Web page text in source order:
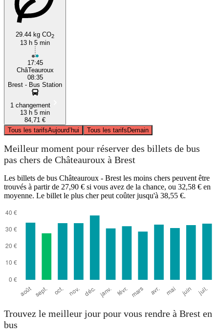
29.44 kg CO2
13 h 5 min
17:45
ChâTeauroux
08:35
Brest - Bus Station
1 changement
13 h 5 min
84,71 €
Tous les tarifsAujourd’hui Tous les tarifsDemain
Meilleur moment pour réserver des billets de bus
pas chers de Châteauroux à Brest
Les billets de bus Châteauroux - Brest les moins chers peuvent être
trouvés à partir de 27,90 € si vous avez de la chance, ou 32,58 € en
moyenne. Le billet le plus cher peut coûter jusqu'à 38,55 €.
Trouvez le meilleur jour pour vous rendre à Brest en
bus